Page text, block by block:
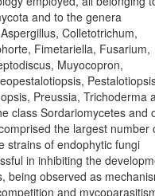
and to the genera
Colletotrichum,
Fimetariella, Fusarium,
Muyocopron,
Preussia, Trichoderma
class Sordariomycetes and
the largest number
strains of endophytic fungi
in inhibiting the
being observed as
and